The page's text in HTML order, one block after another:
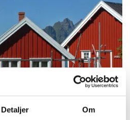
Detaljer Om